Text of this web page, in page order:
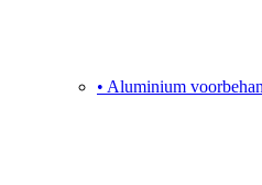
• Aluminium